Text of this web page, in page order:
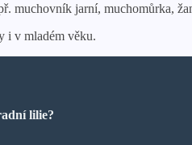
muchovník jarní, muchomůrka,
i v mladém věku.
lilie?